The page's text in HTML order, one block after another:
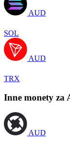
AUD
SOL
AUD
TRX
Inne monety za
AUD